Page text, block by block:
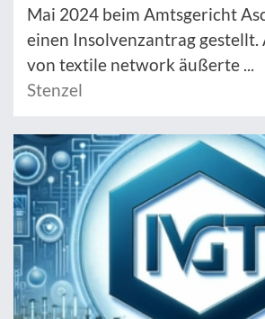
Mai 2024 beim Amtsgericht
einen Insolvenzantrag gestellt.
von textile network äußerte ...
Stenzel